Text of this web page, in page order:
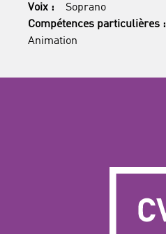
Voix :
Soprano
Compétences particulières :
Animation